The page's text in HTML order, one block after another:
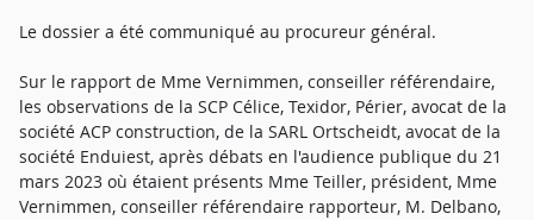
Le dossier a été communiqué au procureur général.
Sur le rapport de Mme Vernimmen, conseiller référendaire,
les observations de la SCP Célice, Texidor, Périer, avocat de la
société ACP construction, de la SARL Ortscheidt, avocat de la
société Enduiest, après débats en l'audience publique du 21
mars 2023 où étaient présents Mme Teiller, président, Mme
Vernimmen, conseiller référendaire rapporteur, M. Delbano,